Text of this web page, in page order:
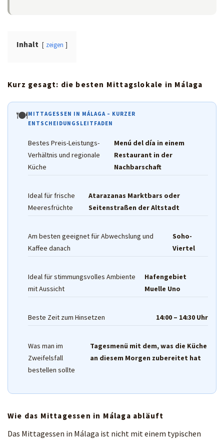
Inhalt zeigen
Kurz gesagt: die besten Mittagslokale in Málaga
🍽MITTAGESSEN IN MÁLAGA – KURZER
ENTSCHEIDUNGSLEITFADEN
Bestes Preis-Leistungs-
Verhältnis und regionale
Küche
Menú del día in einem
Restaurant in der
Nachbarschaft
Ideal für frische
Meeresfrüchte
Atarazanas Marktbars oder
Seitenstraßen der Altstadt
Am besten geeignet für Abwechslung und
Kaffee danach
Soho-
Viertel
Ideal für stimmungsvolles Ambiente
mit Aussicht
Hafengebiet
Muelle Uno
Beste Zeit zum Hinsetzen 14:00 – 14:30 Uhr
Was man im
Zweifelsfall
bestellen sollte
Tagesmenü mit dem, was die Küche
an diesem Morgen zubereitet hat
Wie das Mittagessen in Málaga abläuft
Das Mittagessen in Málaga ist nicht mit einem typischen